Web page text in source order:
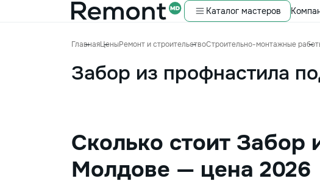
Каталог мастеров
ГлавнаяЦеныРемонт и строительствоСтроительно-монтажные
Забор из профнастила
Сколько стоит Забор
Молдове — цена 2026